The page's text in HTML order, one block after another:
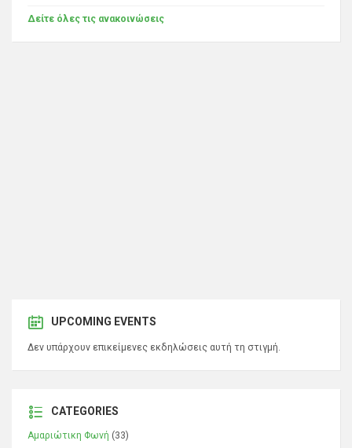
Δείτε όλες τις ανακοινώσεις
UPCOMING EVENTS
Δεν υπάρχουν επικείμενες εκδηλώσεις αυτή τη στιγμή.
CATEGORIES
Αμαριώτικη Φωνή (33)